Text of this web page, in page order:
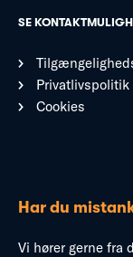
SE
Privatlivspolitik
Cookies
Har du
Vi hører gerne fra